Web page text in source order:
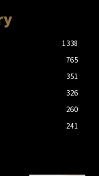
1338
765
351
326
260
241